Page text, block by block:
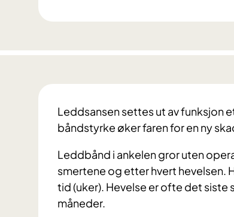
Leddsansen settes ut av funksjon
båndstyrke øker faren for en ny
Leddbånd i ankelen gror uten
smertene og etter hvert hevelsen.
tid (uker). Hevelse er ofte det siste
måneder.